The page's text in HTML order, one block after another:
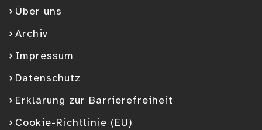
Über uns
Archiv
Impressum
Datenschutz
Erklärung zur Barrierefreiheit
Cookie-Richtlinie (EU)